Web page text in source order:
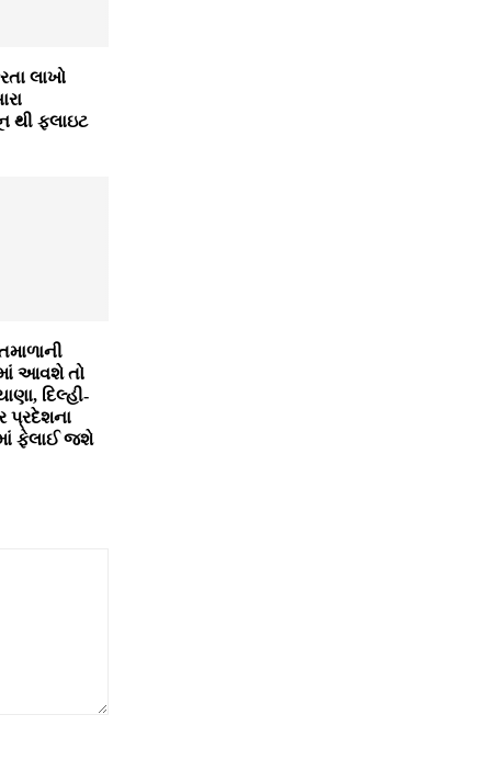
લાખો
થી ફ્લાઇટ
આવશે તો
દિલ્હી-
પ્રદેશના
ફેલાઈ જશે